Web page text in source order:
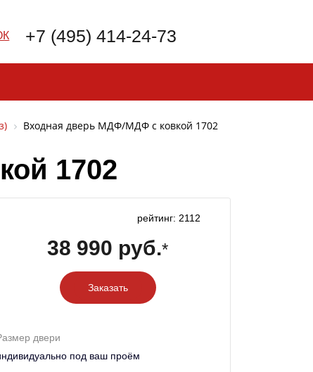
+7 (495) 414-24-73
Входная дверь МДФ/МДФ с ковкой 1702
1702
рейтинг: 2112
38 990 руб.*
Заказать
двери
под ваш проём